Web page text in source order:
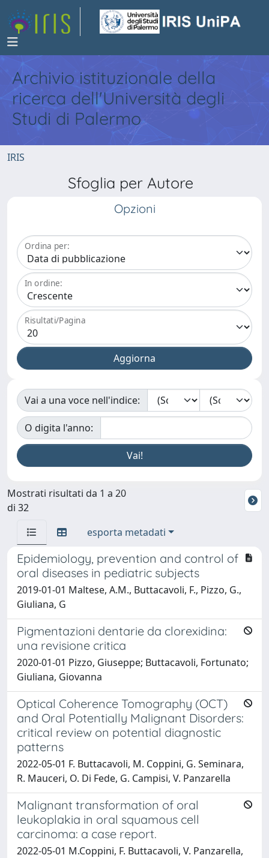
Archivio istituzionale della
ricerca dell'Università degli
Studi di Palermo
IRIS
Sfoglia per Autore
Opzioni
Ordina per:
In ordine:
Risultati/Pagina
Vai a una voce nell'indice:
O digita l'anno:
Mostrati risultati da 1 a 20
di 32
esporta metadati
Epidemiology, prevention and control of
oral diseases in pediatric subjects
2019-01-01 Maltese, A.M., Buttacavoli, F., Pizzo, G.,
Giuliana, G
Pigmentazioni dentarie da clorexidina:
una revisione critica
2020-01-01 Pizzo, Giuseppe; Buttacavoli, Fortunato;
Giuliana, Giovanna
Optical Coherence Tomography (OCT)
and Oral Potentially Malignant Disorders:
critical review on potential diagnostic
patterns
2022-05-01 F. Buttacavoli, M. Coppini, G. Seminara,
R. Mauceri, O. Di Fede, G. Campisi, V. Panzarella
Malignant transformation of oral
leukoplakia in oral squamous cell
carcinoma: a case report.
2022-05-01 M.Coppini, F. Buttacavoli, V. Panzarella,